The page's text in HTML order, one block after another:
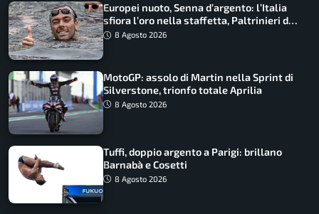
Europei nuoto, Senna d’argento: l’Italia
sfiora l’oro nella staffetta, Paltrinieri da
urlo, il bilancio azzurro
8 Agosto 2026
MotoGP: assolo di Martin nella Sprint di
Silverstone, trionfo totale Aprilia
8 Agosto 2026
Tuffi, doppio argento a Parigi: brillano
Barnabà e Cosetti
8 Agosto 2026